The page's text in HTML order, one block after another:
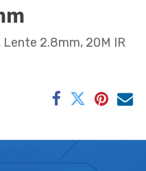
Lente 2.8mm, 20M IR